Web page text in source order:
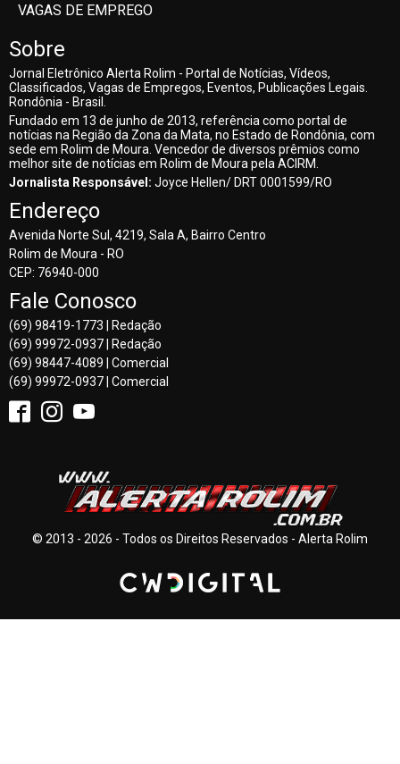
VAGAS DE EMPREGO
Sobre
Jornal Eletrônico Alerta Rolim - Portal de Notícias, Vídeos,
Classificados, Vagas de Empregos, Eventos, Publicações Legais.
Rondônia - Brasil.
Fundado em 13 de junho de 2013, referência como portal de
notícias na Região da Zona da Mata, no Estado de Rondônia, com
sede em Rolim de Moura. Vencedor de diversos prêmios como
melhor site de notícias em Rolim de Moura pela ACIRM.
Jornalista Responsável: Joyce Hellen/ DRT 0001599/RO
Endereço
Avenida Norte Sul, 4219, Sala A, Bairro Centro
Rolim de Moura - RO
CEP: 76940-000
Fale Conosco
(69) 98419-1773 | Redação
(69) 99972-0937 | Redação
(69) 98447-4089 | Comercial
(69) 99972-0937 | Comercial
© 2013 - 2026 - Todos os Direitos Reservados - Alerta Rolim